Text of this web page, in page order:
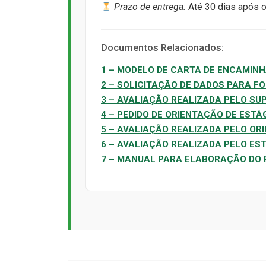
Prazo de entrega: Até 30 dias após
Documentos Relacionados:
1 – MODELO DE CARTA DE
2 – SOLICITAÇÃO DE DADOS PARA
3 – AVALIAÇÃO REALIZADA PELO
4 – PEDIDO DE ORIENTAÇÃO DE
5 – AVALIAÇÃO REALIZADA PELO
6 – AVALIAÇÃO REALIZADA PELO
7 – MANUAL PARA ELABORAÇÃO DO